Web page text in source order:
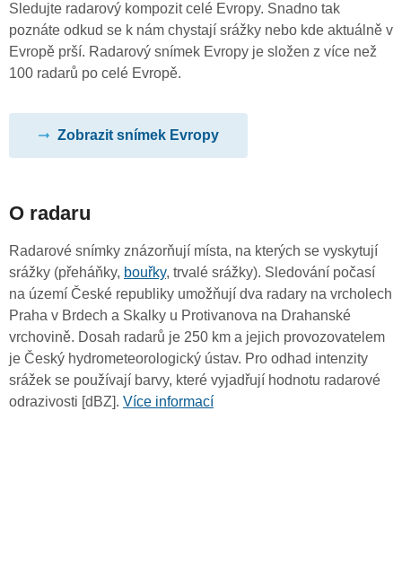
Sledujte radarový kompozit celé Evropy. Snadno tak
poznáte odkud se k nám chystají srážky nebo kde aktuálně v
Evropě prší. Radarový snímek Evropy je složen z více než
100 radarů po celé Evropě.
Zobrazit snímek Evropy
O radaru
Radarové snímky znázorňují místa, na kterých se vyskytují
srážky (přeháňky, bouřky, trvalé srážky). Sledování počasí
na území České republiky umožňují dva radary na vrcholech
Praha v Brdech a Skalky u Protivanova na Drahanské
vrchovině. Dosah radarů je 250 km a jejich provozovatelem
je Český hydrometeorologický ústav. Pro odhad intenzity
srážek se používají barvy, které vyjadřují hodnotu radarové
odrazivosti [dBZ]. Více informací